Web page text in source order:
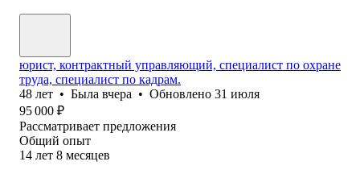
юрист, контрактный управляющий, специалист по охране
труда, специалист по кадрам.
48 лет • Была вчера • Обновлено 31 июля
95 000 ₽
Рассматривает предложения
Общий опыт
14 лет 8 месяцев